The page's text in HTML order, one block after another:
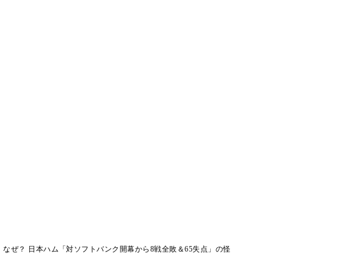
なぜ？ 日本ハム「対ソフトバンク開幕から8戦全敗＆65失点」の怪